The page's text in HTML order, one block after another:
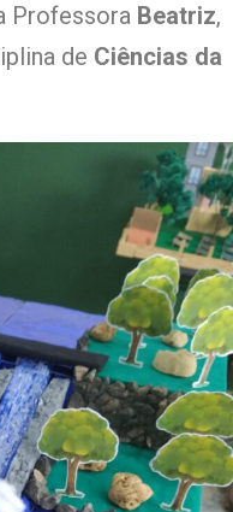
Professora Beatriz,
de Ciências da